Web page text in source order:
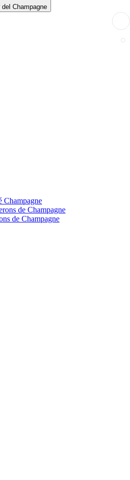
del Champagne
Champagne
de Champagne
de Champagne